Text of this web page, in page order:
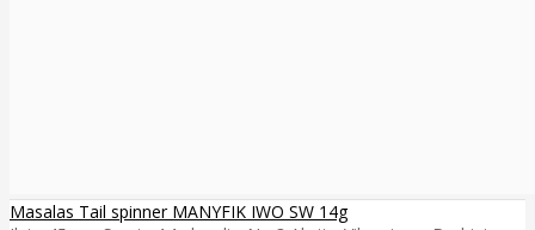
Masalas Tail spinner MANYFIK IWO SW 14g